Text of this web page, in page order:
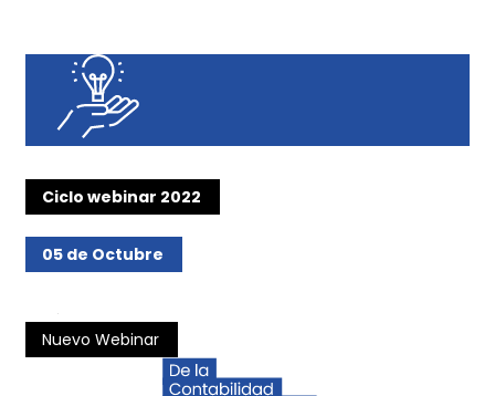
Ciclo webinar 2022
05 de Octubre
Nuevo Webinar